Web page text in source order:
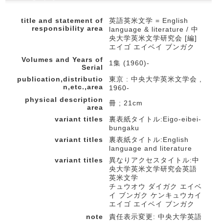
title and statement of
responsibility area
英語英米文学 = English
language & literature / 中
央大学英米文学研究会 [編]
エイゴ エイベイ ブンガク
Volumes and Years of
Serial
1集 (1960)-
publication,distributio
n,etc.,area
東京 : 中央大学英米文学会 ,
1960-
physical description
area
冊 ; 21cm
variant titles
裏表紙タイトル:Eigo-eibei-
bungaku
variant titles
裏表紙タイトル:English
language and literature
variant titles
異なりアクセスタイトル:中
央大学英米文学研究会英語
英米文学
チュウオウ ダイガク エイベ
イ ブンガク ケンキュウカイ
エイゴ エイベイ ブンガク
note
責任表示変更: 中央大学英語